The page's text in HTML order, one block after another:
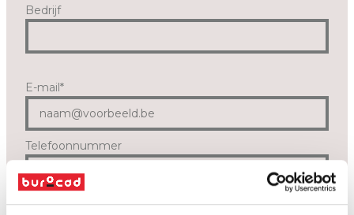
Bedrijf
E-mail*
Telefoonnummer